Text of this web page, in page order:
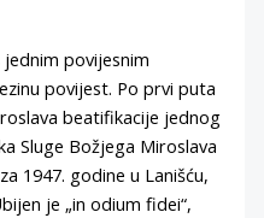
povijesnim
povijest. Po prvi puta
beatifikacije jednog
Sluge Božjega Miroslava
1947. godine u Lanišću,
je „in odium fidei“,